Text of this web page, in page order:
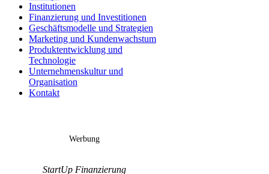
Institutionen
Finanzierung und Investitionen
Geschäftsmodelle und Strategien
Marketing und Kundenwachstum
Produktentwicklung und
Technologie
Unternehmenskultur und
Organisation
Kontakt
Werbung
StartUp Finanzierung